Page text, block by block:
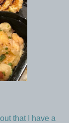
that I have a